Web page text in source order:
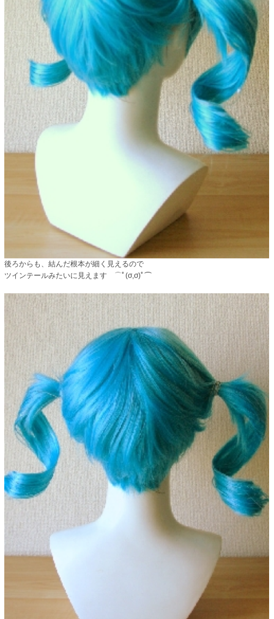
後ろからも、結んだ根本が細く見えるので
ツインテールみたいに見えます ⌒ﾟ(σ,σ)ﾟ⌒